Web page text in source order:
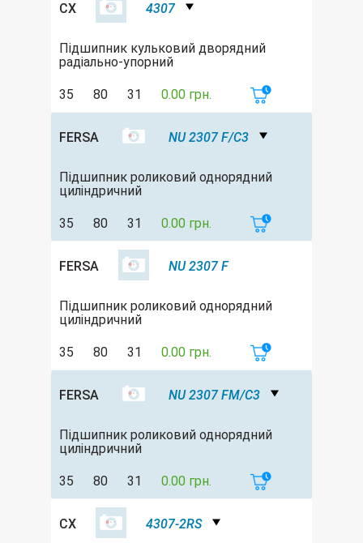
CX 4307
Підшипник кульковий дворядний
радіально-упорний
35 80 31 0.00 грн.
FERSA NU 2307 F/C3
Підшипник роликовий однорядний
циліндричний
35 80 31 0.00 грн.
FERSA NU 2307 F
Підшипник роликовий однорядний
циліндричний
35 80 31 0.00 грн.
FERSA NU 2307 FM/C3
Підшипник роликовий однорядний
циліндричний
35 80 31 0.00 грн.
CX 4307-2RS